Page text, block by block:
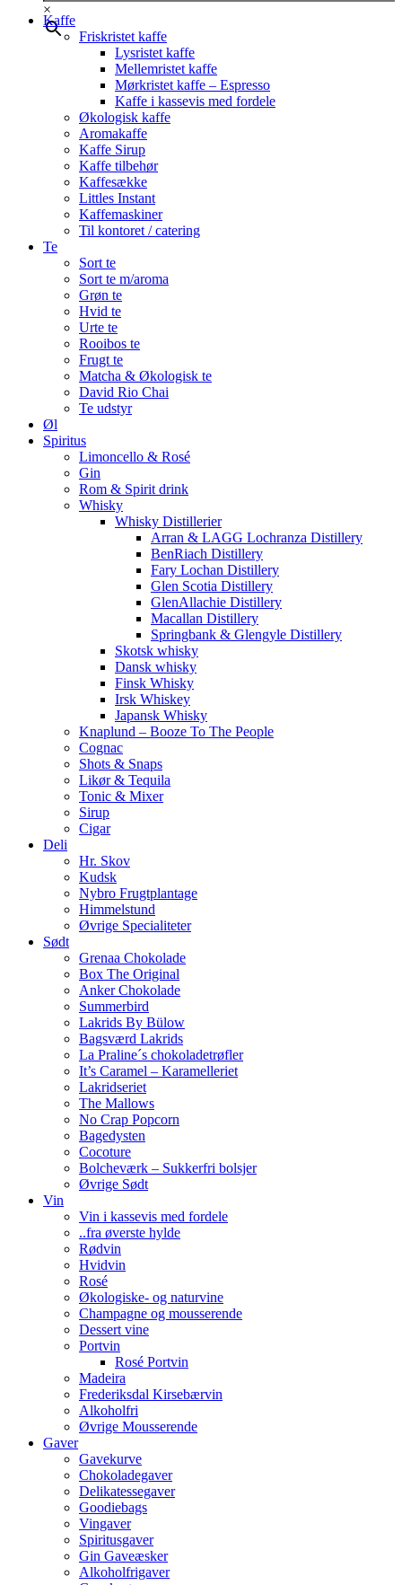
×
Kaffe
Friskristet kaffe
Lysristet kaffe
Mellemristet kaffe
Mørkristet kaffe – Espresso
Kaffe i kassevis med fordele
Økologisk kaffe
Aromakaffe
Kaffe Sirup
Kaffe tilbehør
Kaffesække
Littles Instant
Kaffemaskiner
Til kontoret / catering
Te
Sort te
Sort te m/aroma
Grøn te
Hvid te
Urte te
Rooibos te
Frugt te
Matcha & Økologisk te
David Rio Chai
Te udstyr
Øl
Spiritus
Limoncello & Rosé
Gin
Rom & Spirit drink
Whisky
Whisky Distillerier
Arran & LAGG Lochranza Distillery
BenRiach Distillery
Fary Lochan Distillery
Glen Scotia Distillery
GlenAllachie Distillery
Macallan Distillery
Springbank & Glengyle Distillery
Skotsk whisky
Dansk whisky
Finsk Whisky
Irsk Whiskey
Japansk Whisky
Knaplund – Booze To The People
Cognac
Shots & Snaps
Likør & Tequila
Tonic & Mixer
Sirup
Cigar
Deli
Hr. Skov
Kudsk
Nybro Frugtplantage
Himmelstund
Øvrige Specialiteter
Sødt
Grenaa Chokolade
Box The Original
Anker Chokolade
Summerbird
Lakrids By Bülow
Bagsværd Lakrids
La Praline´s chokoladetrøfler
It’s Caramel – Karamelleriet
Lakridseriet
The Mallows
No Crap Popcorn
Bagedysten
Cocoture
Bolcheværk – Sukkerfri bolsjer
Øvrige Sødt
Vin
Vin i kassevis med fordele
..fra øverste hylde
Rødvin
Hvidvin
Rosé
Økologiske- og naturvine
Champagne og mousserende
Dessert vine
Portvin
Rosé Portvin
Madeira
Frederiksdal Kirsebærvin
Alkoholfri
Øvrige Mousserende
Gaver
Gavekurve
Chokoladegaver
Delikatessegaver
Goodiebags
Vingaver
Spiritusgaver
Gin Gaveæsker
Alkoholfrigaver